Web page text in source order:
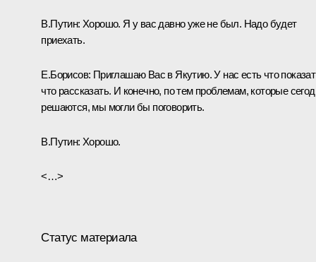
В.Путин: Хорошо. Я у вас давно уже не был. Надо будет
приехать.
Е.Борисов: Приглашаю Вас в Якутию. У нас есть что
что рассказать. И конечно, по тем проблемам, которые
решаются, мы могли бы поговорить.
В.Путин: Хорошо.
<…>
Статус материала